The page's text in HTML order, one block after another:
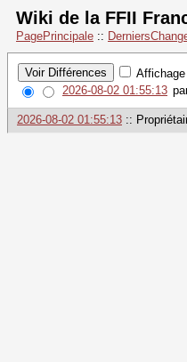
Wiki de la FFII
PagePrincipale ::
2026-08-02 01:55:13
2026-08-02 01:55:13 ::